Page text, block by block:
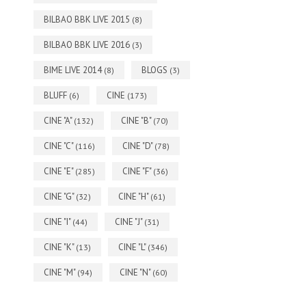
BILBAO BBK LIVE 2015 (8)
BILBAO BBK LIVE 2016 (3)
BIME LIVE 2014 (8) BLOGS (3)
BLUFF (6) CINE (173)
CINE "A" (132) CINE "B" (70)
CINE "C" (116) CINE "D" (78)
CINE "E" (285) CINE "F" (36)
CINE "G" (32) CINE "H" (61)
CINE "I" (44) CINE "J" (31)
CINE "K" (13) CINE "L" (346)
CINE "M" (94) CINE "N" (60)